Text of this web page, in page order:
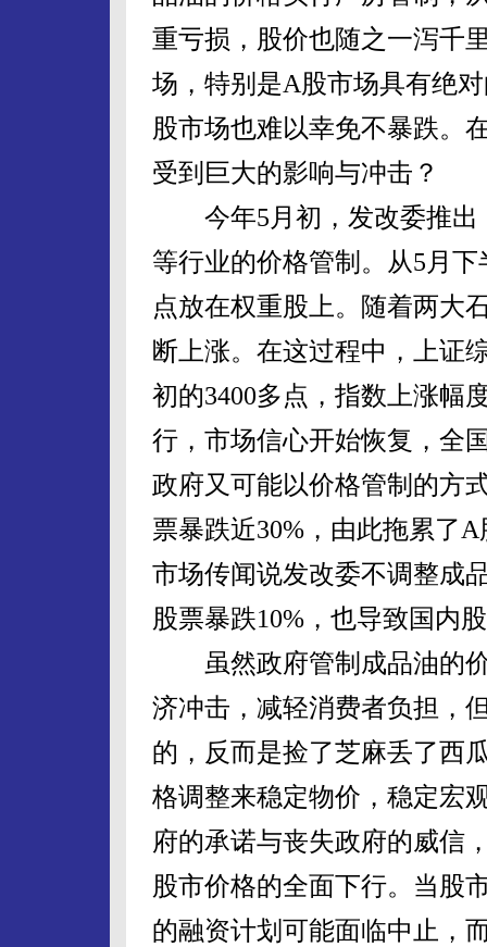
重亏损，股价也随之一泻千
场，特别是A股市场具有绝
股市场也难以幸免不暴跌。
受到巨大的影响与冲击？
今年5月初，发改委推出
等行业的价格管制。从5月
点放在权重股上。随着两大
断上涨。在这过程中，上证
初的3400多点，指数上涨幅
行，市场信心开始恢复，全
政府又可能以价格管制的方
票暴跌近30%，由此拖累了
市场传闻说发改委不调整成
股票暴跌10%，也导致国内
虽然政府管制成品油的价
济冲击，减轻消费者负担，
的，反而是捡了芝麻丢了西
格调整来稳定物价，稳定宏
府的承诺与丧失政府的威信
股市价格的全面下行。当股
的融资计划可能面临中止，